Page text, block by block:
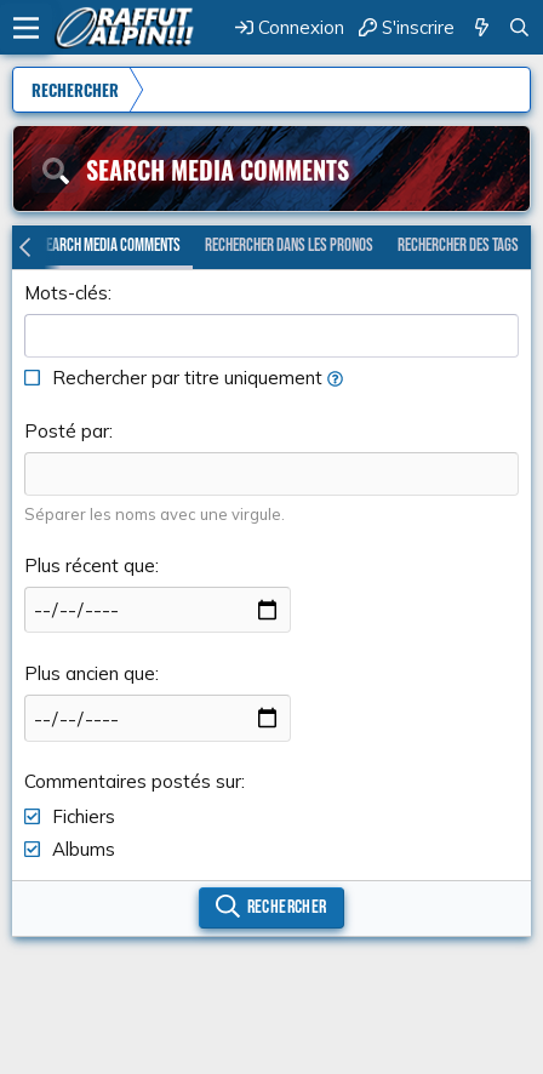
Connexion S'inscrire
RECHERCHER
SEARCH MEDIA COMMENTS
Search media comments Rechercher dans les pronos Rechercher des tags
Mots-clés
Rechercher par titre uniquement
Posté par
Séparer les noms avec une virgule.
Plus récent que
Plus ancien que
Commentaires postés sur
Fichiers
Albums
Rechercher